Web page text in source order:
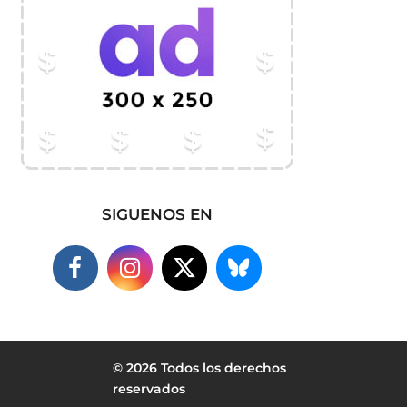
SIGUENOS EN
© 2026 Todos los derechos
reservados